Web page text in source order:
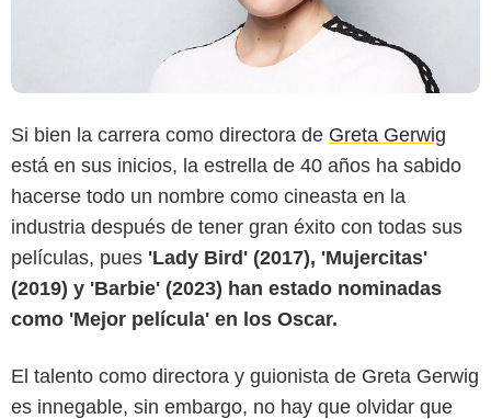
Si bien la carrera como directora de Greta Gerwig
está en sus inicios, la estrella de 40 años ha sabido
hacerse todo un nombre como cineasta en la
industria después de tener gran éxito con todas sus
películas, pues 'Lady Bird' (2017), 'Mujercitas'
(2019) y 'Barbie' (2023) han estado nominadas
como 'Mejor película' en los Oscar.
El talento como directora y guionista de Greta Gerwig
es innegable, sin embargo, no hay que olvidar que
20th century Fox